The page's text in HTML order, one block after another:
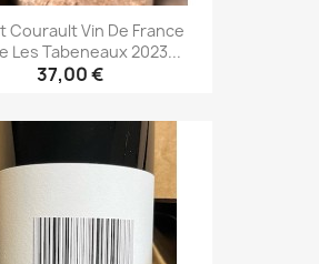
Courault Vin De France
Les Tabeneaux 2023...
37,00 €